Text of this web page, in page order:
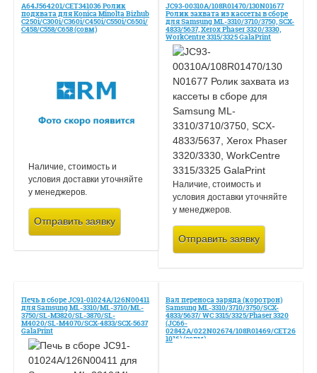
A64J564201/CET341036 Ролик
подхвата для Konica Minolta Bizhub
C250i/C300i/C360i/C450i/C550i/C650i/
C458/C558/C658 (совм)
Наличие, стоимость и
условия доставки уточняйте
у менеджеров.
Отправить заявку
JC93-00310A/108R01470/130N01677
Ролик захвата из кассеты в сборе
для Samsung ML-3310/3710/3750, SCX-
4833/5637, Xerox Phaser 3320/3330,
WorkCentre 3315/3325 GalaPrint
Наличие, стоимость и
условия доставки уточняйте
у менеджеров.
Отправить заявку
Печь в сборе JC91-01024A/126N00411
для Samsung ML-3310/ML-3710/ML-
3750/SL-M3820/SL-3870/SL-
M4020/SL-M4070/SCX-4833/SCX-5637
GalaPrint
Вал переноса заряда (коротрон)
Samsung ML-3310/3710/3750/SCX-
4833/5637/ WC 3315/3325/Phaser 3320
(JC66-
02842A/022N02674/108R01469/CET26
1016) (совм)